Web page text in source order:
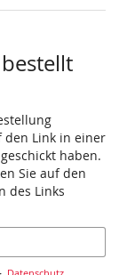
den Link in einer
haben.
Sie auf den
des Links